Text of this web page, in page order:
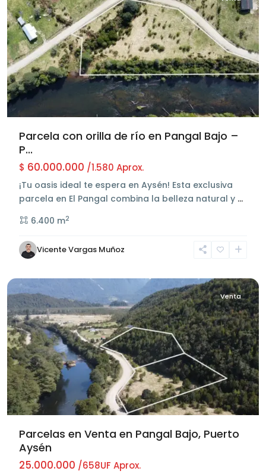
Parcela con orilla de río en Pangal Bajo –
P...
$ 60.000.000 /1.580 Aprox.
¡Tu oasis ideal te espera en Aysén! Esta exclusiva
parcela en El Pangal combina la belleza natural y ...
6.400 m2
Vicente Vargas Muñoz
Sector
Pangal
Bajo,
Venta
Parcelas en Venta en Pangal Bajo, Puerto
Aysén
25.000.000 /658UF Aprox.